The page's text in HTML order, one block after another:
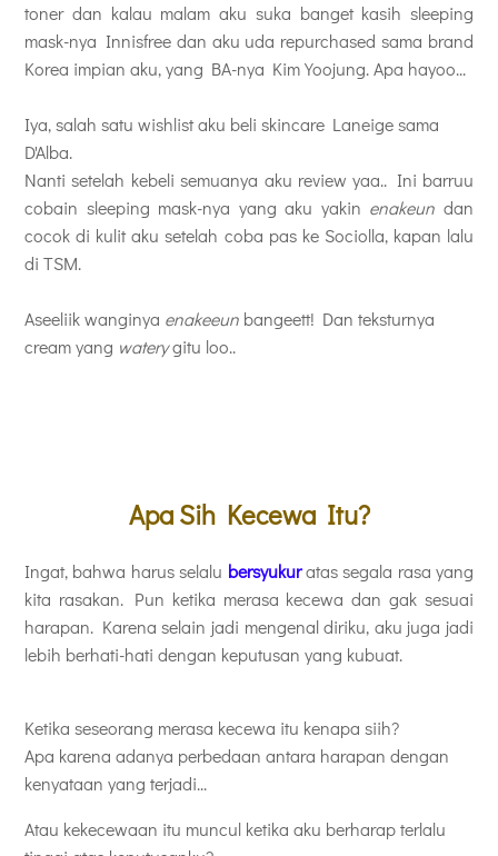
toner dan kalau malam aku suka banget kasih sleeping
mask-nya Innisfree dan aku uda repurchased sama brand
Korea impian aku, yang BA-nya Kim Yoojung. Apa hayoo...
Iya, salah satu wishlist aku beli skincare Laneige sama
D'Alba.
Nanti setelah kebeli semuanya aku review yaa.. Ini barruu
cobain sleeping mask-nya yang aku yakin enakeun dan
cocok di kulit aku setelah coba pas ke Sociolla, kapan lalu
di TSM.
Aseeliik wanginya enakeeun bangeett! Dan teksturnya
cream yang waterygitu loo..
Apa Sih Kecewa Itu?
Ingat, bahwa harus selalu bersyukuratas segala rasa yang
kita rasakan. Pun ketika merasa kecewa dan gak sesuai
harapan. Karena selain jadi mengenal diriku, aku juga jadi
lebih berhati-hati dengan keputusan yang kubuat.
Ketika seseorang merasa kecewa itu kenapa siih?
Apa karena adanya perbedaan antara harapan dengan
kenyataan yang terjadi...
Atau kekecewaan itu muncul ketika aku berharap terlalu